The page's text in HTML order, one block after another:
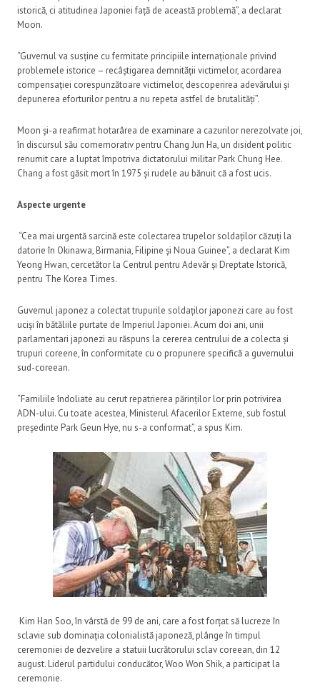
istorică, ci atitudinea Japoniei față de această problemă”, a declarat
Moon.
“Guvernul va susține cu fermitate principiile internaționale privind
problemele istorice – recâștigarea demnității victimelor, acordarea
compensației corespunzătoare victimelor, descoperirea adevărului și
depunerea eforturilor pentru a nu repeta astfel de brutalități”.
Moon și-a reafirmat hotarârea de examinare a cazurilor nerezolvate joi,
în discursul său comemorativ pentru Chang Jun Ha, un disident politic
renumit care a luptat împotriva dictatorului militar Park Chung Hee.
Chang a fost găsit mort în 1975 și rudele au bănuit că a fost ucis.
Aspecte urgente
“Cea mai urgentă sarcină este colectarea trupelor soldaților căzuți la
datorie în Okinawa, Birmania, Filipine și Noua Guinee”, a declarat Kim
Yeong Hwan, cercetător la Centrul pentru Adevăr și Dreptate Istorică,
pentru The Korea Times.
Guvernul japonez a colectat trupurile soldaților japonezi care au fost
uciși în bătăliile purtate de Imperiul Japoniei. Acum doi ani, unii
parlamentari japonezi au răspuns la cererea centrului de a colecta și
trupuri coreene, în conformitate cu o propunere specifică a guvernului
sud-coreean.
“Familiile îndoliate au cerut repatrierea părinților lor prin potrivirea
ADN-ului. Cu toate acestea, Ministerul Afacerilor Externe, sub fostul
președinte Park Geun Hye, nu s-a conformat”, a spus Kim.
Kim Han Soo, în vârstă de 99 de ani, care a fost forțat să lucreze în
sclavie sub dominația colonialistă japoneză, plânge în timpul
ceremoniei de dezvelire a statuii lucrătorului sclav coreean, din 12
august. Liderul partidului conducător, Woo Won Shik, a participat la
ceremonie.